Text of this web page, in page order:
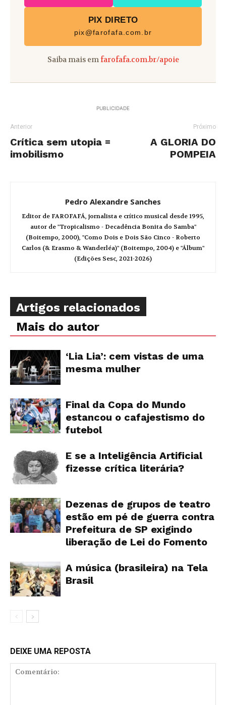
PIX DIRETO
pix@farofafa.com.br
Saiba mais emfarofafa.com.br/apoie
PUBLICIDADE
Anterior
Crítica sem utopia =
imobilismo
Próximo
A GLORIA DO
POMPEIA
Pedro Alexandre Sanches
Editor de FAROFAFÁ, jornalista e crítico musical desde 1995,
autor de "Tropicalismo - Decadência Bonita do Samba"
(Boitempo, 2000), "Como Dois e Dois São Cinco - Roberto
Carlos (& Erasmo & Wanderléa)" (Boitempo, 2004) e "Álbum"
(Edições Sesc, 2021-2026)
Artigos relacionados
Mais do autor
‘Lia Lia’: cem vistas de uma
mesma mulher
Final da Copa do Mundo
estancou o cafajestismo do
futebol
E se a Inteligência Artificial
fizesse crítica literária?
Dezenas de grupos de teatro
estão em pé de guerra contra
Prefeitura de SP exigindo
liberação de Lei do Fomento
A música (brasileira) na Tela
Brasil
DEIXE UMA REPOSTA